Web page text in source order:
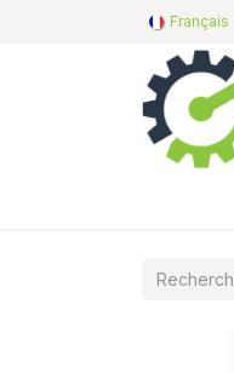
Français